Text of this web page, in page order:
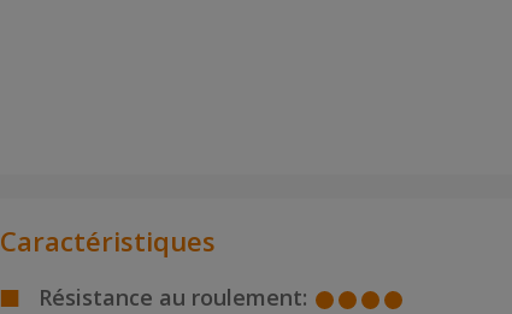
Caractéristiques
Résistance au roulement: